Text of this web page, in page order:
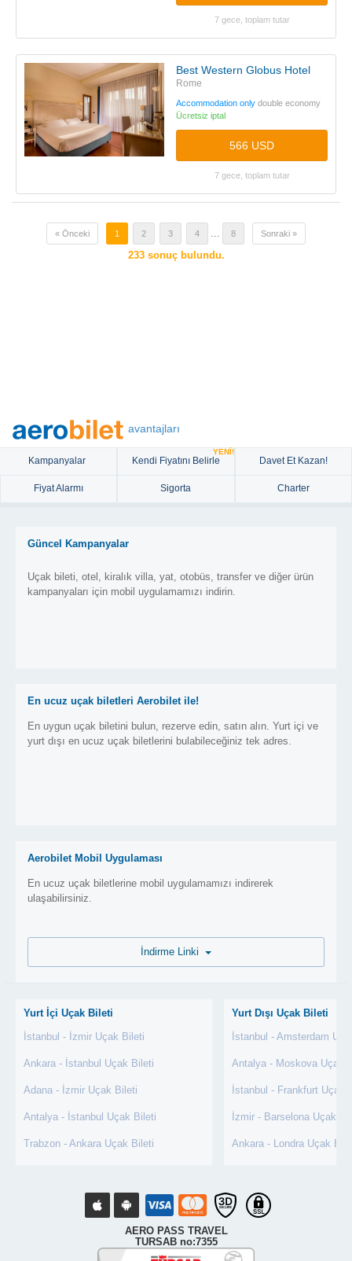
7 gece, toplam tutar
Best Western Globus Hotel
Rome
Accommodation only double economy
Ücretsiz iptal
566 USD
7 gece, toplam tutar
« Önceki 1 2 3 4 ... 8 Sonraki »
233sonuç bulundu.
avantajları
Kampanyalar Kendi Fiyatını Belirle
YENİ!
Davet Et Kazan!
Fiyat Alarmı Sigorta Charter
Güncel Kampanyalar
Uçak bileti, otel, kiralık villa, yat, otobüs, transfer ve diğer ürün
kampanyaları için mobil uygulamamızı indirin.
En ucuz uçak biletleri Aerobilet ile!
En uygun uçak biletini bulun, rezerve edin, satın alın. Yurt içi ve
yurt dışı en ucuz uçak biletlerini bulabileceğiniz tek adres.
Aerobilet Mobil Uygulaması
En ucuz uçak biletlerine mobil uygulamamızı indirerek
ulaşabilirsiniz.
Yurt İçi Uçak Bileti
İstanbul - İzmir Uçak Bileti
Ankara - İstanbul Uçak Bileti
Adana - İzmir Uçak Bileti
Antalya - İstanbul Uçak Bileti
Trabzon - Ankara Uçak Bileti
Yurt Dışı Uçak Bileti
İstanbul - Amsterdam
Antalya - Moskova Uçak
İstanbul - Frankfurt Uçak
İzmir - Barselona Uçak
Ankara - Londra Uçak
AERO PASS TRAVEL
TURSAB no:7355